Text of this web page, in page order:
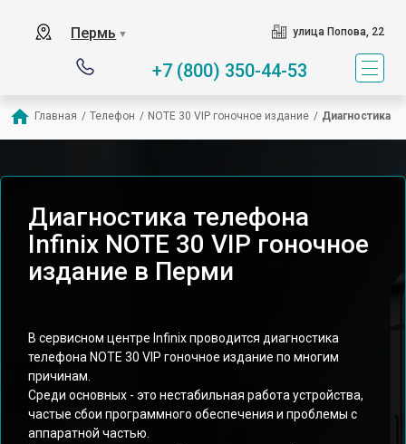
Пермь ▼ улица Попова, 22
+7 (800) 350-44-53
Главная / Телефон / NOTE 30 VIP гоночное издание / Диагностика
Диагностика телефона
Infinix NOTE 30 VIP гоночное
издание в Перми
В сервисном центре Infinix проводится диагностика
телефона NOTE 30 VIP гоночное издание по многим
причинам.
Среди основных - это нестабильная работа устройства,
частые сбои программного обеспечения и проблемы с
аппаратной частью.